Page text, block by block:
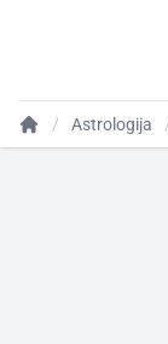
Astrologija